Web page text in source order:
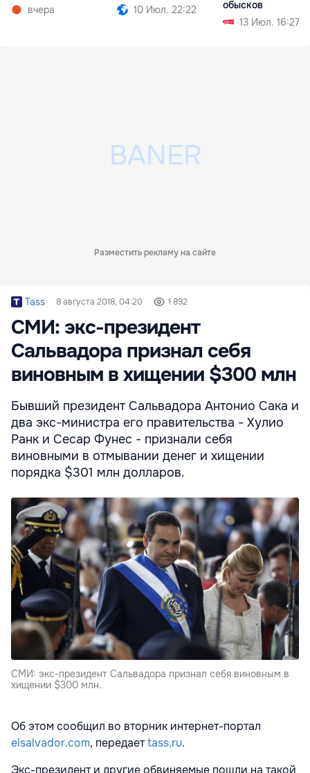
вчера
10 Июл. 22:22
обысков
13 Июл. 16:27
Разместить рекламу на сайте
Tass 8 августа 2018, 04:20 1 892
СМИ: экс-президент
Сальвадора признал себя
виновным в хищении $300 млн
Бывший президент Сальвадора Антонио Сака и
два экс-министра его правительства - Хулио
Ранк и Сесар Фунес - признали себя
виновными в отмывании денег и хищении
порядка $301 млн долларов.
СМИ: экс-президент Сальвадора признал себя виновным в
хищении $300 млн.
Об этом сообщил во вторник интернет-портал
elsalvador.com, передаетtass.ru.
Экс-президент и другие обвиняемые пошли на такой